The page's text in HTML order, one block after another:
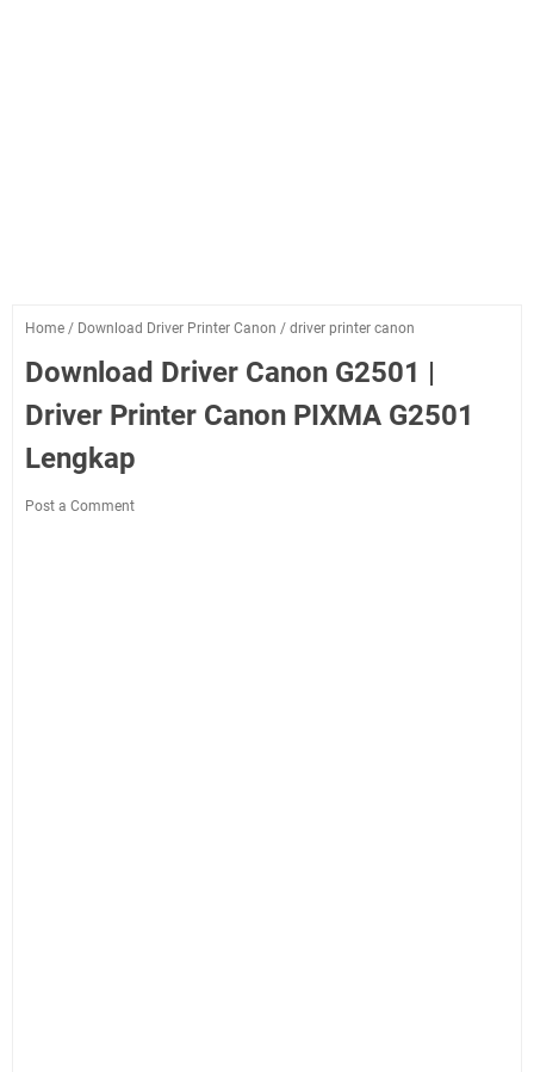
Home / Download Driver Printer Canon / driver printer canon
Download Driver Canon G2501 |
Driver Printer Canon PIXMA G2501
Lengkap
Post a Comment